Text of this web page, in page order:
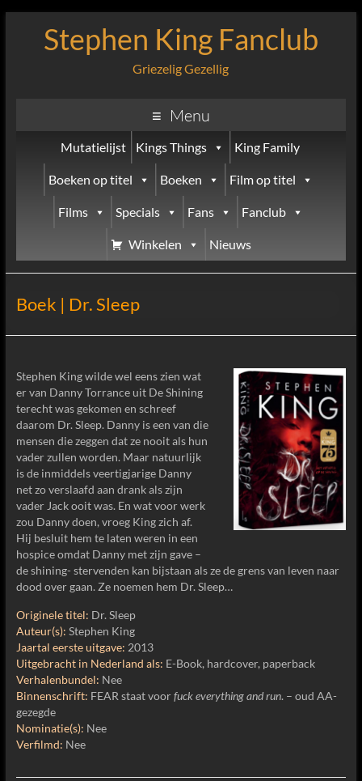
Stephen King Fanclub
Griezelig Gezellig
Menu
Mutatielijst Kings Things King Family
Boeken op titel Boeken Film op titel
Films Specials Fans Fanclub
Winkelen Nieuws
Boek | Dr. Sleep
Stephen King wilde wel eens zien wat
er van Danny Torrance uit De Shining
terecht was gekomen en schreef
daarom Dr. Sleep. Danny is een van die
mensen die zeggen dat ze nooit als hun
vader zullen worden. Maar natuurlijk
is de inmiddels veertigjarige Danny
net zo verslaafd aan drank als zijn
vader Jack ooit was. En wat voor werk
zou Danny doen, vroeg King zich af.
Hij besluit hem te laten weren in een
hospice omdat Danny met zijn gave –
de shining- stervenden kan bijstaan als ze de grens van leven naar
dood over gaan. Ze noemen hem Dr. Sleep…
Originele titel: Dr. Sleep
Auteur(s): Stephen King
Jaartal eerste uitgave: 2013
Uitgebracht in Nederland als: E-Book, hardcover, paperback
Verhalenbundel: Nee
Binnenschrift: FEAR staat voorfuck everything and run. – oud AA-
gezegde
Nominatie(s): Nee
Verfilmd: Nee